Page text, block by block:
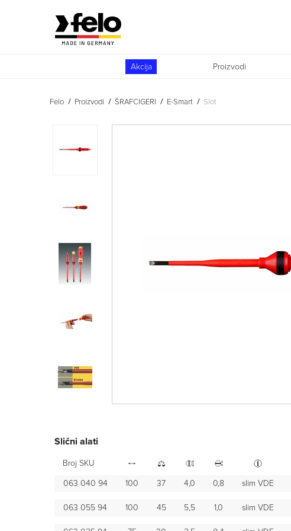
Akcija Proizvodi
Felo Proizvodi ŠRAFCIGERI E-Smart Slot
Slični alati
Broj SKU
063 040 94
100 37 4,0 0,8 slim VDE
063 055 94 100 45 5,5 1,0 slim VDE